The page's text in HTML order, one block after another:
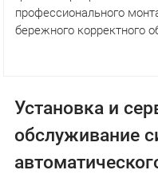
профессионального
бережного корректного
Установка и
обслуживание